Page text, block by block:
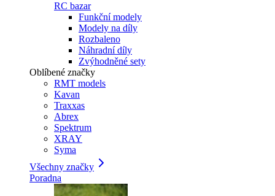
RC bazar
Funkční modely
Modely na díly
Rozbaleno
Náhradní díly
Zvýhodněné sety
Oblíbené značky
RMT models
Kavan
Traxxas
Abrex
Spektrum
XRAY
Syma
Všechny značky
Poradna